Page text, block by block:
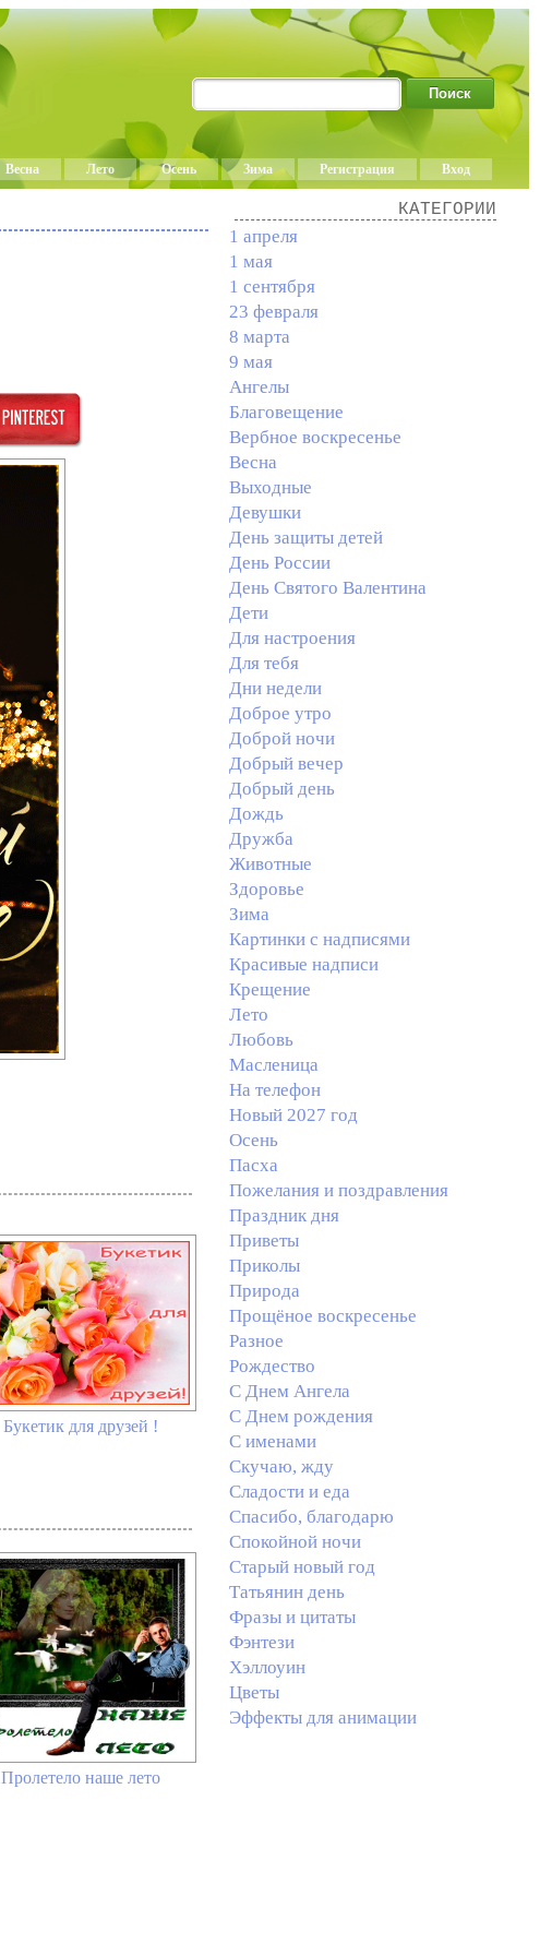
Весна Лето Осень Зима Регистрация Вход
Букетик для друзей !
Пролетело наше лето
КАТЕГОРИИ
1 апреля
1 мая
1 сентября
23 февраля
8 марта
9 мая
Ангелы
Благовещение
Вербное воскресенье
Весна
Выходные
Девушки
День защиты детей
День России
День Святого Валентина
Дети
Для настроения
Для тебя
Дни недели
Доброе утро
Доброй ночи
Добрый вечер
Добрый день
Дождь
Дружба
Животные
Здоровье
Зима
Картинки с надписями
Красивые надписи
Крещение
Лето
Любовь
Масленица
На телефон
Новый 2027 год
Осень
Пасха
Пожелания и поздравления
Праздник дня
Приветы
Приколы
Природа
Прощёное воскресенье
Разное
Рождество
С Днем Ангела
С Днем рождения
С именами
Скучаю, жду
Сладости и еда
Спасибо, благодарю
Спокойной ночи
Старый новый год
Татьянин день
Фразы и цитаты
Фэнтези
Хэллоуин
Цветы
Эффекты для анимации